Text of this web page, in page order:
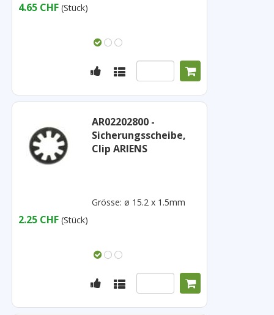
4.65 CHF (Stück)
AR02202800 -
Sicherungsscheibe,
Clip ARIENS
Grösse: ø 15.2 x 1.5mm
2.25 CHF (Stück)